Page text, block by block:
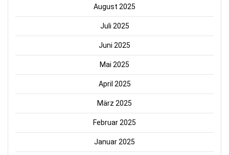
August 2025
Juli 2025
Juni 2025
Mai 2025
April 2025
März 2025
Februar 2025
Januar 2025